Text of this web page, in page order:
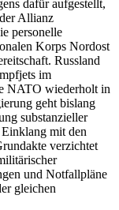
dafür aufgestellt,
Allianz
personelle
Korps Nordost
Russland
im
NATO wiederholt in
geht bislang
substanzieller
mit den
verzichtet
und Notfallpläne
gleichen